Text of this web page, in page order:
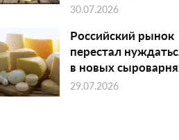
30.07.2026
Российский рынок
перестал
в новых
29.07.2026